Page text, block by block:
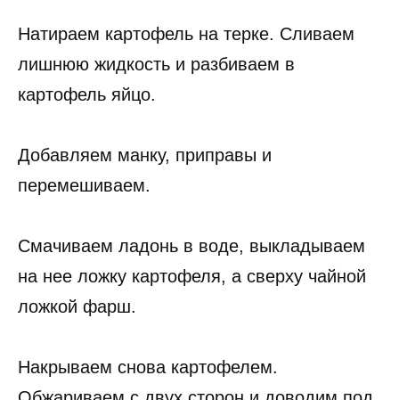
Натираем картофель на терке. Сливаем
лишнюю жидкость и разбиваем в
картофель яйцо.
Добавляем манку, приправы и
перемешиваем.
Смачиваем ладонь в воде, выкладываем
на нее ложку картофеля, а сверху чайной
ложкой фарш.
Накрываем снова картофелем.